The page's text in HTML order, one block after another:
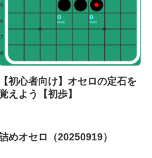
【初心者向け】オセロの定石を
えよう【初歩】
めオセロ（20250919）